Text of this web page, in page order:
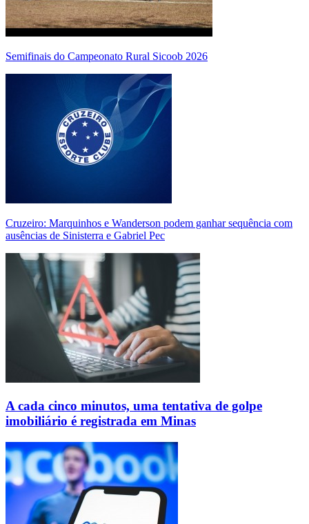
Semifinais do Campeonato Rural Sicoob 2026
Cruzeiro: Marquinhos e Wanderson podem ganhar sequência com
ausências de Sinisterra e Gabriel Pec
A cada cinco minutos, uma tentativa de golpe
imobiliário é registrada em Minas